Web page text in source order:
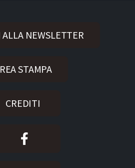
ALLA NEWSLETTER
STAMPA
CREDITI